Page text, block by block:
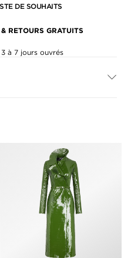
DE SOUHAITS
RETOURS GRATUITS
à 7 jours ouvrés